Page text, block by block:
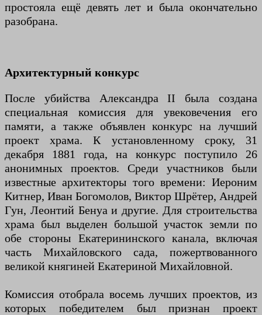
простояла ещё девять лет и была окончательно
разобрана.
Архитектурный конкурс
После убийства Александра II была создана
специальная комиссия для увековечения его
памяти, а также объявлен конкурс на лучший
проект храма. К установленному сроку, 31
декабря 1881 года, на конкурс поступило 26
анонимных проектов. Среди участников были
известные архитекторы того времени: Иероним
Китнер, Иван Богомолов, Виктор Шрётер, Андрей
Гун, Леонтий Бенуа и другие. Для строительства
храма был выделен большой участок земли по
обе стороны Екатерининского канала, включая
часть Михайловского сада, пожертвованного
великой княгиней Екатериной Михайловной.
Комиссия отобрала восемь лучших проектов, из
которых победителем был признан проект